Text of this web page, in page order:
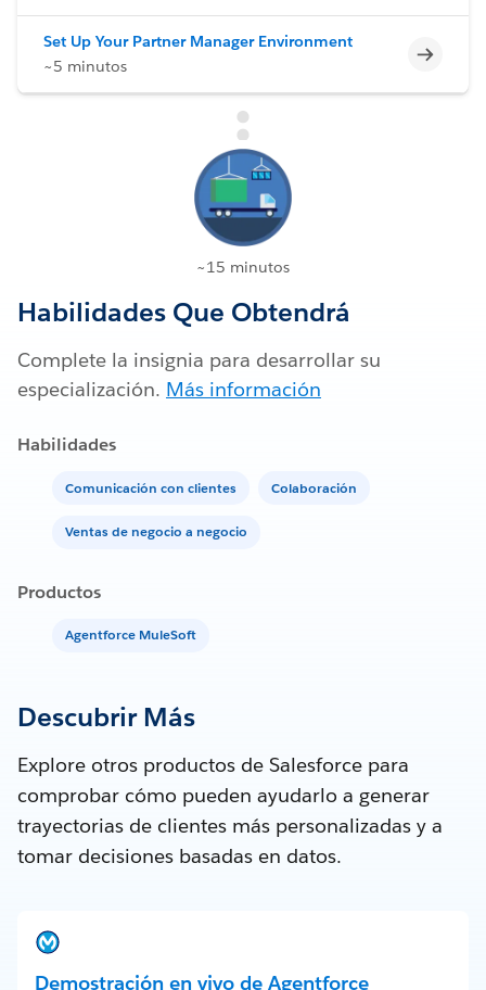
Set Up Your Partner Manager Environment
~5 minutos
~15 minutos
Habilidades Que Obtendrá
Complete la insignia para desarrollar su
especialización. Más información
Habilidades
Comunicación con clientes Colaboración
Ventas de negocio a negocio
Productos
Agentforce MuleSoft
Descubrir Más
Explore otros productos de Salesforce para
comprobar cómo pueden ayudarlo a generar
trayectorias de clientes más personalizadas y a
tomar decisiones basadas en datos.
Demostración en vivo de Agentforce